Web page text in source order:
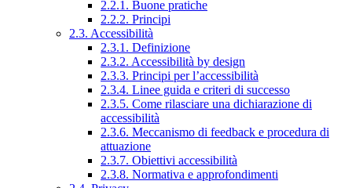
2.2.1. Buone pratiche
2.2.2. Principi
2.3. Accessibilità
2.3.1. Definizione
2.3.2. Accessibilità by design
2.3.3. Principi per l’accessibilità
2.3.4. Linee guida e criteri di successo
2.3.5. Come rilasciare una dichiarazione di
accessibilità
2.3.6. Meccanismo di feedback e procedura di
attuazione
2.3.7. Obiettivi accessibilità
2.3.8. Normativa e approfondimenti